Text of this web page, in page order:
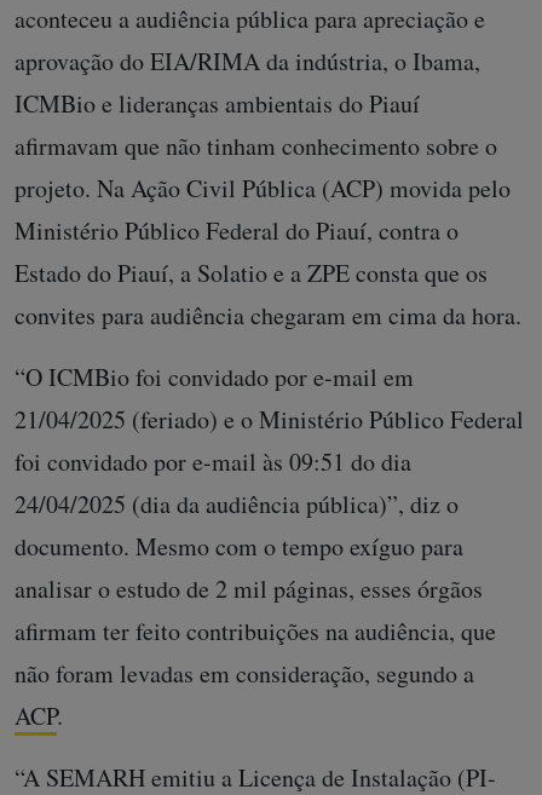
aconteceu a audiência pública para apreciação e
aprovação do EIA/RIMA da indústria, o Ibama,
ICMBio e lideranças ambientais do Piauí
afirmavam que não tinham conhecimento sobre o
projeto. Na Ação Civil Pública (ACP) movida pelo
Ministério Público Federal do Piauí, contra o
Estado do Piauí, a Solatio e a ZPE consta que os
convites para audiência chegaram em cima da hora.
“O ICMBio foi convidado por e-mail em
21/04/2025 (feriado) e o Ministério Público Federal
foi convidado por e-mail às 09:51 do dia
24/04/2025 (dia da audiência pública)”, diz o
documento. Mesmo com o tempo exíguo para
analisar o estudo de 2 mil páginas, esses órgãos
afirmam ter feito contribuições na audiência, que
não foram levadas em consideração, segundo a
ACP.
“A SEMARH emitiu a Licença de Instalação (PI-